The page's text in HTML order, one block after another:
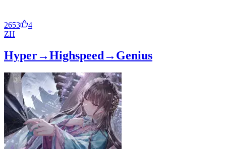
2653
4
ZH
Hyper→Highspeed→Genius